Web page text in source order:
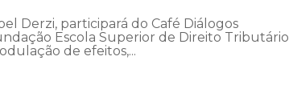
Derzi, participará do Café Diálogos
Escola Superior de Direito Tributário
de efeitos,...